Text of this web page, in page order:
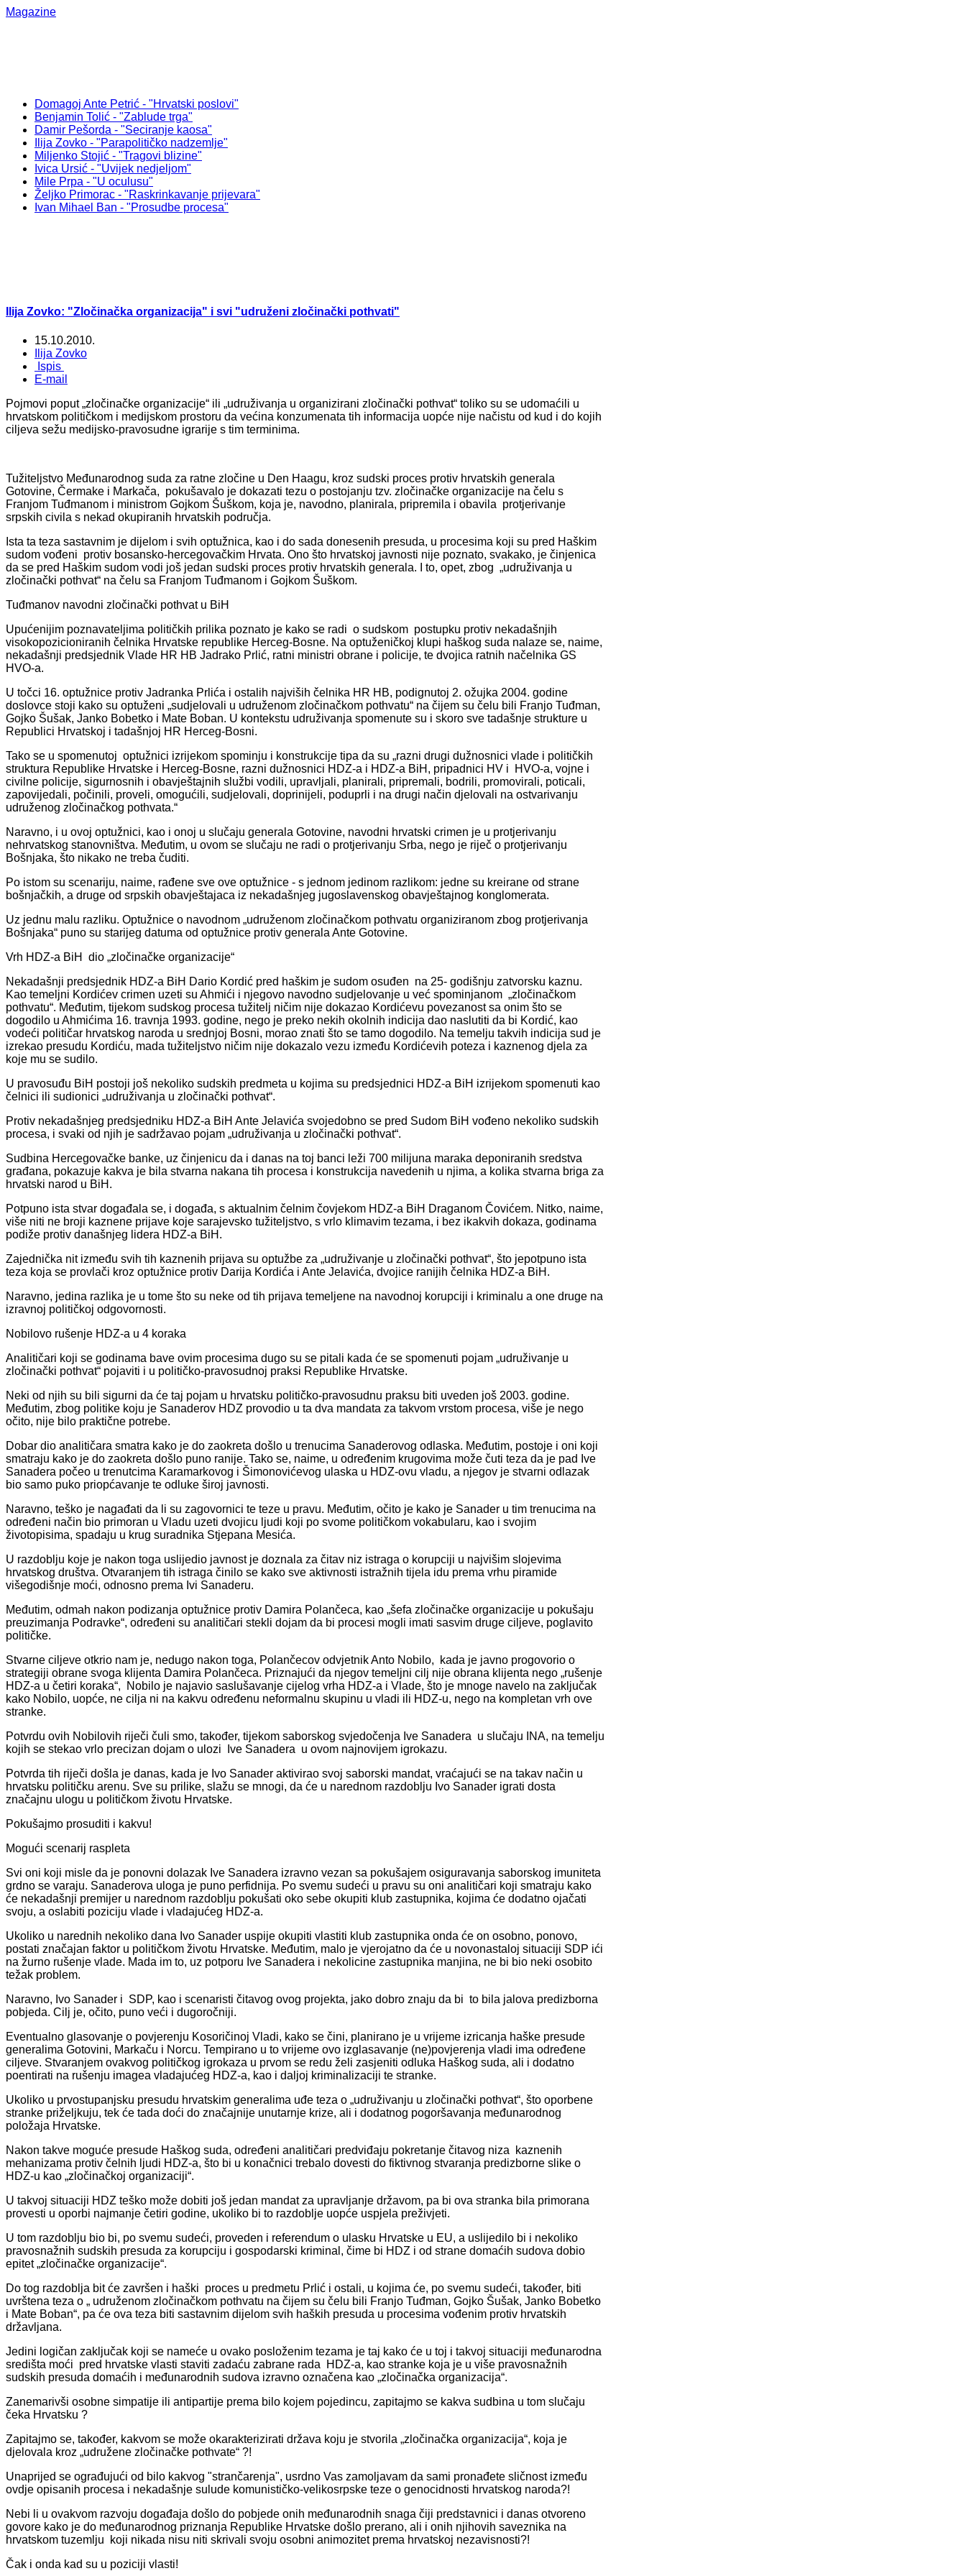
Magazine
Domagoj Ante Petrić - "Hrvatski poslovi"
Benjamin Tolić - "Zablude trga"
Damir Pešorda - "Seciranje kaosa"
Ilija Zovko - "Parapolitičko nadzemlje"
Miljenko Stojić - "Tragovi blizine"
Ivica Ursić - "Uvijek nedjeljom"
Mile Prpa - "U oculusu"
Željko Primorac - "Raskrinkavanje prijevara"
Ivan Mihael Ban - "Prosudbe procesa"
Ilija Zovko: "Zločinačka organizacija" i svi "udruženi zločinački pothvati"
15.10.2010.
Ilija Zovko
Ispis
E-mail
Pojmovi poput „zločinačke organizacije“ ili „udruživanja u organizirani zločinački pothvat“ toliko su se udomaćili u
hrvatskom političkom i medijskom prostoru da većina konzumenata tih informacija uopće nije načistu od kud i do kojih
ciljeva sežu medijsko-pravosudne igrarije s tim terminima.
Tužiteljstvo Međunarodnog suda za ratne zločine u Den Haagu, kroz sudski proces protiv hrvatskih generala
Gotovine, Čermake i Markača, pokušavalo je dokazati tezu o postojanju tzv. zločinačke organizacije na čelu s
Franjom Tuđmanom i ministrom Gojkom Šuškom, koja je, navodno, planirala, pripremila i obavila protjerivanje
srpskih civila s nekad okupiranih hrvatskih područja.
Ista ta teza sastavnim je dijelom i svih optužnica, kao i do sada donesenih presuda, u procesima koji su pred Haškim
sudom vođeni protiv bosansko-hercegovačkim Hrvata. Ono što hrvatskoj javnosti nije poznato, svakako, je činjenica
da se pred Haškim sudom vodi još jedan sudski proces protiv hrvatskih generala. I to, opet, zbog „udruživanja u
zločinački pothvat“ na čelu sa Franjom Tuđmanom i Gojkom Šuškom.
Tuđmanov navodni zločinački pothvat u BiH
Upućenijim poznavateljima političkih prilika poznato je kako se radi o sudskom postupku protiv nekadašnjih
visokopozicioniranih čelnika Hrvatske republike Herceg-Bosne. Na optuženičkoj klupi haškog suda nalaze se, naime,
nekadašnji predsjednik Vlade HR HB Jadrako Prlić, ratni ministri obrane i policije, te dvojica ratnih načelnika GS
HVO-a.
U točci 16. optužnice protiv Jadranka Prlića i ostalih najviših čelnika HR HB, podignutoj 2. ožujka 2004. godine
doslovce stoji kako su optuženi „sudjelovali u udruženom zločinačkom pothvatu“ na čijem su čelu bili Franjo Tuđman,
Gojko Šušak, Janko Bobetko i Mate Boban. U kontekstu udruživanja spomenute su i skoro sve tadašnje strukture u
Republici Hrvatskoj i tadašnjoj HR Herceg-Bosni.
Tako se u spomenutoj optužnici izrijekom spominju i konstrukcije tipa da su „razni drugi dužnosnici vlade i političkih
struktura Republike Hrvatske i Herceg-Bosne, razni dužnosnici HDZ-a i HDZ-a BiH, pripadnici HV i HVO-a, vojne i
civilne policije, sigurnosnih i obavještajnih službi vodili, upravljali, planirali, pripremali, bodrili, promovirali, poticali,
zapovijedali, počinili, proveli, omogućili, sudjelovali, doprinijeli, poduprli i na drugi način djelovali na ostvarivanju
udruženog zločinačkog pothvata.“
Naravno, i u ovoj optužnici, kao i onoj u slučaju generala Gotovine, navodni hrvatski crimen je u protjerivanju
nehrvatskog stanovništva. Međutim, u ovom se slučaju ne radi o protjerivanju Srba, nego je riječ o protjerivanju
Bošnjaka, što nikako ne treba čuditi.
Po istom su scenariju, naime, rađene sve ove optužnice - s jednom jedinom razlikom: jedne su kreirane od strane
bošnjačkih, a druge od srpskih obavještajaca iz nekadašnjeg jugoslavenskog obavještajnog konglomerata.
Uz jednu malu razliku. Optužnice o navodnom „udruženom zločinačkom pothvatu organiziranom zbog protjerivanja
Bošnjaka“ puno su starijeg datuma od optužnice protiv generala Ante Gotovine.
Vrh HDZ-a BiH dio „zločinačke organizacije“
Nekadašnji predsjednik HDZ-a BiH Dario Kordić pred haškim je sudom osuđen na 25- godišnju zatvorsku kaznu.
Kao temeljni Kordićev crimen uzeti su Ahmići i njegovo navodno sudjelovanje u već spominjanom „zločinačkom
pothvatu“. Međutim, tijekom sudskog procesa tužitelj ničim nije dokazao Kordićevu povezanost sa onim što se
dogodilo u Ahmićima 16. travnja 1993. godine, nego je preko nekih okolnih indicija dao naslutiti da bi Kordić, kao
vodeći političar hrvatskog naroda u srednjoj Bosni, morao znati što se tamo dogodilo. Na temelju takvih indicija sud je
izrekao presudu Kordiću, mada tužiteljstvo ničim nije dokazalo vezu između Kordićevih poteza i kaznenog djela za
koje mu se sudilo.
U pravosuđu BiH postoji još nekoliko sudskih predmeta u kojima su predsjednici HDZ-a BiH izrijekom spomenuti kao
čelnici ili sudionici „udruživanja u zločinački pothvat“.
Protiv nekadašnjeg predsjedniku HDZ-a BiH Ante Jelavića svojedobno se pred Sudom BiH vođeno nekoliko sudskih
procesa, i svaki od njih je sadržavao pojam „udruživanja u zločinački pothvat“.
Sudbina Hercegovačke banke, uz činjenicu da i danas na toj banci leži 700 milijuna maraka deponiranih sredstva
građana, pokazuje kakva je bila stvarna nakana tih procesa i konstrukcija navedenih u njima, a kolika stvarna briga za
hrvatski narod u BiH.
Potpuno ista stvar događala se, i događa, s aktualnim čelnim čovjekom HDZ-a BiH Draganom Čovićem. Nitko, naime,
više niti ne broji kaznene prijave koje sarajevsko tužiteljstvo, s vrlo klimavim tezama, i bez ikakvih dokaza, godinama
podiže protiv današnjeg lidera HDZ-a BiH.
Zajednička nit između svih tih kaznenih prijava su optužbe za „udruživanje u zločinački pothvat“, što jepotpuno ista
teza koja se provlači kroz optužnice protiv Darija Kordića i Ante Jelavića, dvojice ranijih čelnika HDZ-a BiH.
Naravno, jedina razlika je u tome što su neke od tih prijava temeljene na navodnoj korupciji i kriminalu a one druge na
izravnoj političkoj odgovornosti.
Nobilovo rušenje HDZ-a u 4 koraka
Analitičari koji se godinama bave ovim procesima dugo su se pitali kada će se spomenuti pojam „udruživanje u
zločinački pothvat“ pojaviti i u političko-pravosudnoj praksi Republike Hrvatske.
Neki od njih su bili sigurni da će taj pojam u hrvatsku političko-pravosudnu praksu biti uveden još 2003. godine.
Međutim, zbog politike koju je Sanaderov HDZ provodio u ta dva mandata za takvom vrstom procesa, više je nego
očito, nije bilo praktične potrebe.
Dobar dio analitičara smatra kako je do zaokreta došlo u trenucima Sanaderovog odlaska. Međutim, postoje i oni koji
smatraju kako je do zaokreta došlo puno ranije. Tako se, naime, u određenim krugovima može čuti teza da je pad Ive
Sanadera počeo u trenutcima Karamarkovog i Šimonovićevog ulaska u HDZ-ovu vladu, a njegov je stvarni odlazak
bio samo puko priopćavanje te odluke široj javnosti.
Naravno, teško je nagađati da li su zagovornici te teze u pravu. Međutim, očito je kako je Sanader u tim trenucima na
određeni način bio primoran u Vladu uzeti dvojicu ljudi koji po svome političkom vokabularu, kao i svojim
životopisima, spadaju u krug suradnika Stjepana Mesića.
U razdoblju koje je nakon toga uslijedio javnost je doznala za čitav niz istraga o korupciji u najvišim slojevima
hrvatskog društva. Otvaranjem tih istraga činilo se kako sve aktivnosti istražnih tijela idu prema vrhu piramide
višegodišnje moći, odnosno prema Ivi Sanaderu.
Međutim, odmah nakon podizanja optužnice protiv Damira Polančeca, kao „šefa zločinačke organizacije u pokušaju
preuzimanja Podravke“, određeni su analitičari stekli dojam da bi procesi mogli imati sasvim druge ciljeve, poglavito
političke.
Stvarne ciljeve otkrio nam je, nedugo nakon toga, Polančecov odvjetnik Anto Nobilo, kada je javno progovorio o
strategiji obrane svoga klijenta Damira Polančeca. Priznajući da njegov temeljni cilj nije obrana klijenta nego „rušenje
HDZ-a u četiri koraka“, Nobilo je najavio saslušavanje cijelog vrha HDZ-a i Vlade, što je mnoge navelo na zaključak
kako Nobilo, uopće, ne cilja ni na kakvu određenu neformalnu skupinu u vladi ili HDZ-u, nego na kompletan vrh ove
stranke.
Potvrdu ovih Nobilovih riječi čuli smo, također, tijekom saborskog svjedočenja Ive Sanadera u slučaju INA, na temelju
kojih se stekao vrlo precizan dojam o ulozi Ive Sanadera u ovom najnovijem igrokazu.
Potvrda tih riječi došla je danas, kada je Ivo Sanader aktivirao svoj saborski mandat, vraćajući se na takav način u
hrvatsku političku arenu. Sve su prilike, slažu se mnogi, da će u narednom razdoblju Ivo Sanader igrati dosta
značajnu ulogu u političkom životu Hrvatske.
Pokušajmo prosuditi i kakvu!
Mogući scenarij raspleta
Svi oni koji misle da je ponovni dolazak Ive Sanadera izravno vezan sa pokušajem osiguravanja saborskog imuniteta
grdno se varaju. Sanaderova uloga je puno perfidnija. Po svemu sudeći u pravu su oni analitičari koji smatraju kako
će nekadašnji premijer u narednom razdoblju pokušati oko sebe okupiti klub zastupnika, kojima će dodatno ojačati
svoju, a oslabiti poziciju vlade i vladajućeg HDZ-a.
Ukoliko u narednih nekoliko dana Ivo Sanader uspije okupiti vlastiti klub zastupnika onda će on osobno, ponovo,
postati značajan faktor u političkom životu Hrvatske. Međutim, malo je vjerojatno da će u novonastaloj situaciji SDP ići
na žurno rušenje vlade. Mada im to, uz potporu Ive Sanadera i nekolicine zastupnika manjina, ne bi bio neki osobito
težak problem.
Naravno, Ivo Sanader i SDP, kao i scenaristi čitavog ovog projekta, jako dobro znaju da bi to bila jalova predizborna
pobjeda. Cilj je, očito, puno veći i dugoročniji.
Eventualno glasovanje o povjerenju Kosoričinoj Vladi, kako se čini, planirano je u vrijeme izricanja haške presude
generalima Gotovini, Markaču i Norcu. Tempirano u to vrijeme ovo izglasavanje (ne)povjerenja vladi ima određene
ciljeve. Stvaranjem ovakvog političkog igrokaza u prvom se redu želi zasjeniti odluka Haškog suda, ali i dodatno
poentirati na rušenju imagea vladajućeg HDZ-a, kao i daljoj kriminalizaciji te stranke.
Ukoliko u prvostupanjsku presudu hrvatskim generalima uđe teza o „udruživanju u zločinački pothvat“, što oporbene
stranke priželjkuju, tek će tada doći do značajnije unutarnje krize, ali i dodatnog pogoršavanja međunarodnog
položaja Hrvatske.
Nakon takve moguće presude Haškog suda, određeni analitičari predviđaju pokretanje čitavog niza kaznenih
mehanizama protiv čelnih ljudi HDZ-a, što bi u konačnici trebalo dovesti do fiktivnog stvaranja predizborne slike o
HDZ-u kao „zločinačkoj organizaciji“.
U takvoj situaciji HDZ teško može dobiti još jedan mandat za upravljanje državom, pa bi ova stranka bila primorana
provesti u oporbi najmanje četiri godine, ukoliko bi to razdoblje uopće uspjela preživjeti.
U tom razdoblju bio bi, po svemu sudeći, proveden i referendum o ulasku Hrvatske u EU, a uslijedilo bi i nekoliko
pravosnažnih sudskih presuda za korupciju i gospodarski kriminal, čime bi HDZ i od strane domaćih sudova dobio
epitet „zločinačke organizacije“.
Do tog razdoblja bit će završen i haški proces u predmetu Prlić i ostali, u kojima će, po svemu sudeći, također, biti
uvrštena teza o „ udruženom zločinačkom pothvatu na čijem su čelu bili Franjo Tuđman, Gojko Šušak, Janko Bobetko
i Mate Boban“, pa će ova teza biti sastavnim dijelom svih haških presuda u procesima vođenim protiv hrvatskih
državljana.
Jedini logičan zaključak koji se nameće u ovako posloženim tezama je taj kako će u toj i takvoj situaciji međunarodna
središta moći pred hrvatske vlasti staviti zadaću zabrane rada HDZ-a, kao stranke koja je u više pravosnažnih
sudskih presuda domaćih i međunarodnih sudova izravno označena kao „zločinačka organizacija“.
Zanemarivši osobne simpatije ili antipartije prema bilo kojem pojedincu, zapitajmo se kakva sudbina u tom slučaju
čeka Hrvatsku ?
Zapitajmo se, također, kakvom se može okarakterizirati država koju je stvorila „zločinačka organizacija“, koja je
djelovala kroz „udružene zločinačke pothvate“ ?!
Unaprijed se ograđujući od bilo kakvog "strančarenja", usrdno Vas zamoljavam da sami pronađete sličnost između
ovdje opisanih procesa i nekadašnje sulude komunističko-velikosrpske teze o genocidnosti hrvatskog naroda?!
Nebi li u ovakvom razvoju događaja došlo do pobjede onih međunarodnih snaga čiji predstavnici i danas otvoreno
govore kako je do međunarodnog priznanja Republike Hrvatske došlo prerano, ali i onih njihovih saveznika na
hrvatskom tuzemlju koji nikada nisu niti skrivali svoju osobni animozitet prema hrvatskoj nezavisnosti?!
Čak i onda kad su u poziciji vlasti!